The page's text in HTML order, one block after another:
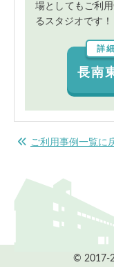
場としてもご利
るスタジオです！
詳
長南
ご利用事例一覧に
© 2017-